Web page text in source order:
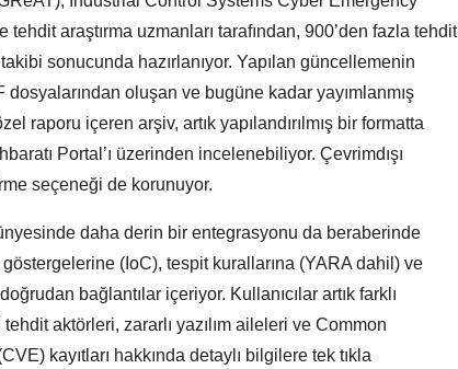
araştırma uzmanları tarafından, 900’den fazla tehdit
sonucunda hazırlanıyor. Yapılan güncellemenin
oluşan ve bugüne kadar yayımlanmış
raporu içeren arşiv, artık yapılandırılmış bir formatta
Portal’ı üzerinden incelenebiliyor. Çevrimdışı
seçeneği de korunuyor.
daha derin bir entegrasyonu da beraberinde
(IoC), tespit kurallarına (YARA dahil) ve
bağlantılar içeriyor. Kullanıcılar artık farklı
aktörleri, zararlı yazılım aileleri ve Common
kayıtları hakkında detaylı bilgilere tek tıkla